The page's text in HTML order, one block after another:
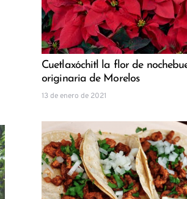
Cuetlaxóchitl la flor de
originaria de Morelos
13 de enero de 2021